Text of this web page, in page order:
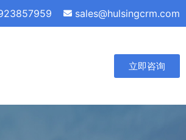
sales@hulsingcrm.com
立即咨询